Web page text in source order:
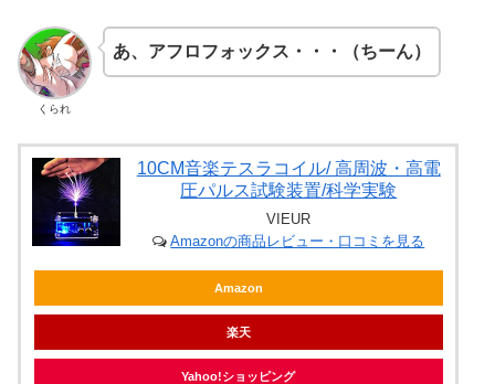
くられ
あ、アフロフォックス・・・（ちーん）
10CM音楽テスラコイル/ 高周波・高電
圧パルス試験装置/科学実験
VIEUR
Amazonの商品レビュー・口コミを見る
Amazon
楽天
Yahoo!ショッピング